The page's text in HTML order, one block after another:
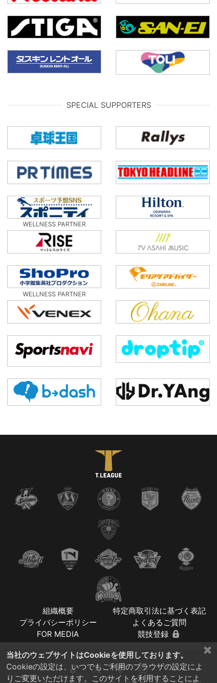
SPECIAL SUPPORTERS
WELLNESS PARTNER
WELLNESS PARTNER
組織概要
特定商取引法に基づく表記
プライバシーポリシー
よくあるご質問
FOR MEDIA
競技登録
×
当社のウェブサイトはCookieを使用しております。
Cookieの設定は、いつでもご利用のブラウザの設定によ
りご変更いただけます。このサイトを利用することによ